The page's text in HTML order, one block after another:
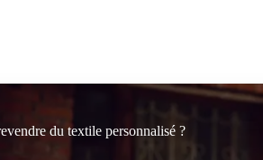
du textile personnalisé ?